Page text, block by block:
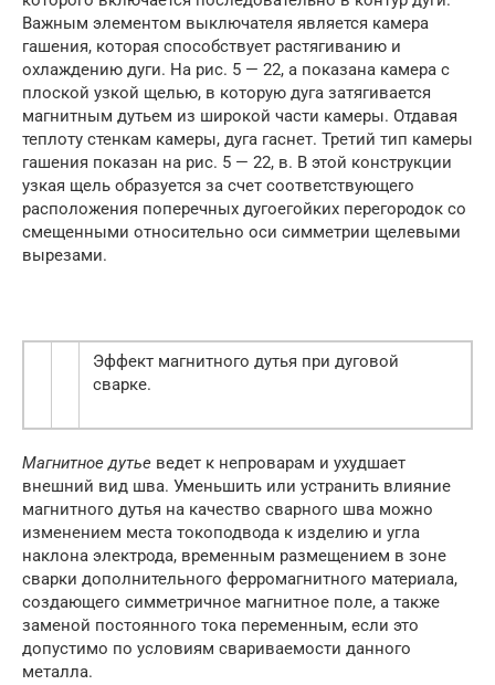
Важным элементом выключателя является камера
гашения, которая способствует растягиванию и
охлаждению дуги. На рис. 5 — 22, а показана камера с
плоской узкой щелью, в которую дуга затягивается
магнитным дутьем из широкой части камеры. Отдавая
теплоту стенкам камеры, дуга гаснет. Третий тип камеры
гашения показан на рис. 5 — 22, в. В этой конструкции
узкая щель образуется за счет соответствующего
расположения поперечных дугоегойких перегородок со
смещенными относительно оси симметрии щелевыми
вырезами.
Эффект магнитного дутья при дуговой
сварке.
Магнитное дутье ведет к непроварам и ухудшает
внешний вид шва. Уменьшить или устранить влияние
магнитного дутья на качество сварного шва можно
изменением места токоподвода к изделию и угла
наклона электрода, временным размещением в зоне
сварки дополнительного ферромагнитного материала,
создающего симметричное магнитное поле, а также
заменой постоянного тока переменным, если это
допустимо по условиям свариваемости данного
металла.